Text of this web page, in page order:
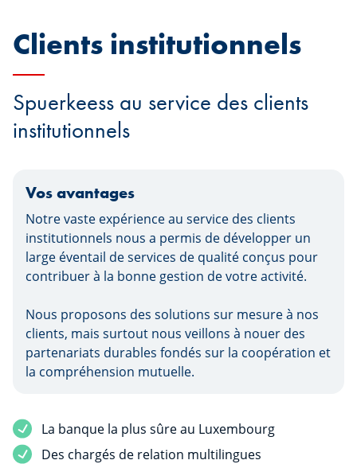
Clients institutionnels
Spuerkeess au service des clients
institutionnels
Vos avantages
Notre vaste expérience au service des clients
institutionnels nous a permis de développer un
large éventail de services de qualité conçus pour
contribuer à la bonne gestion de votre activité.
Nous proposons des solutions sur mesure à nos
clients, mais surtout nous veillons à nouer des
partenariats durables fondés sur la coopération et
la compréhension mutuelle.
La banque la plus sûre au Luxembourg
Des chargés de relation multilingues